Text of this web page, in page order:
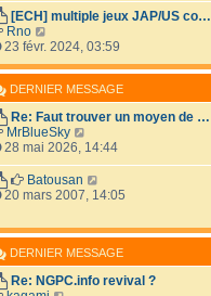
e
r
n
i
e
r
m
e
s
g
e
r
e
e
r
n
i
e
r
m
e
s
g
e
[ECH] multiple jeux JAP/US co…
Rno
o
r
l
e
d
e
r
n
i
e
m
e
s
s
a
23 févr. 2024, 03:59
DERNIER MESSAGE
Re: Faut trouver un moyen de …
MrBlueSky
o
i
r
e
e
r
n
i
28 mai 2026, 14:44
Batousan
o
r
l
e
d
e
20 mars 2007, 14:05
DERNIER MESSAGE
Re: NGPC.info revival ?